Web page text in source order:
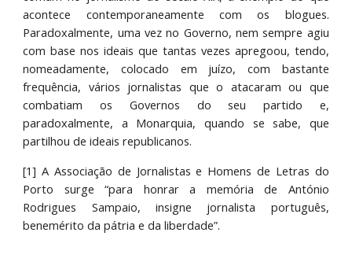
acontece contemporaneamente com os blogues.
Paradoxalmente, uma vez no Governo, nem sempre agiu
com base nos ideais que tantas vezes apregoou, tendo,
nomeadamente, colocado em juízo, com bastante
frequência, vários jornalistas que o atacaram ou que
combatiam os Governos do seu partido e,
paradoxalmente, a Monarquia, quando se sabe, que
partilhou de ideais republicanos.
[1] A Associação de Jornalistas e Homens de Letras do
Porto surge “para honrar a memória de António
Rodrigues Sampaio, insigne jornalista português,
benemérito da pátria e da liberdade”.